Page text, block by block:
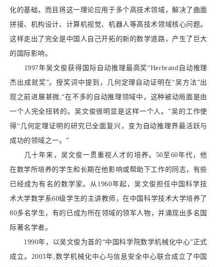
化的基础，而且将这一理论应用于多个高技术领域，解决了曲面
拼接、机构设计、计算机视觉、机器人等高技术领域核心问题。
这样走出了完全是中国人自己开拓的新的数学道路，产生了巨大
的国际影响。
1997年吴文俊获得国际自动推理最高奖“Herbrand自动推理
杰出成就奖”。授奖词中提到，几何定理自动证明在“吴方法”出
现之前进展甚微,“在不多的自动推理领域中，这种被动局面是由
一个人完全扭转的。吴文俊很明显是这样一个人。”吴的工作使
得“几何定理证明的研究已全面复兴，变为自动推理界最活跃与
成功的领域之一。”
几十年来，吴文俊一贯重视人才的培养。50至60年代，他
在数学所培养的学生和长期在他影响或帮助下工作的同志，有些
已经成为有名的数学家。从1960年起，吴文俊担任中国科学技
术大学数学系60级学生的主讲教师，在中国科学技术大学培养了
80多名学生，有的已成为所在领域的领军人物，并涌现出多名国
际著名学者。
1990年，以吴文俊为首的“中国科学院数学机械化中心”正式
成立。2003年,数学机械化中心与信息安全中心联合成立了中国